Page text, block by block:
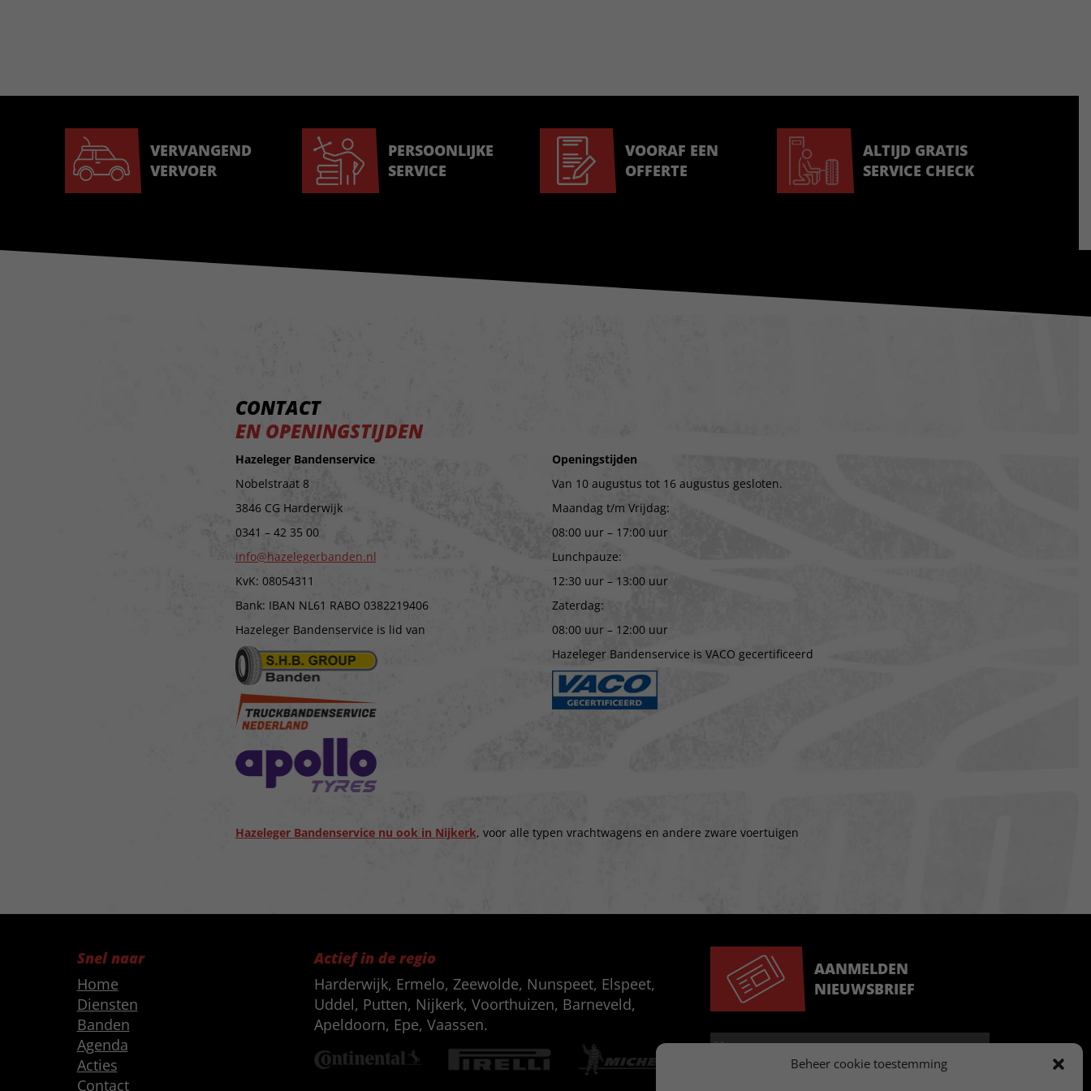
Beheer cookie toestemming
VERVANGEND
VERVOER
PERSOONLIJKE
SERVICE
VOORAF EEN
OFFERTE
ALTIJD GRATIS
SERVICE CHECK
CONTACT
EN OPENINGSTIJDEN
Hazeleger Bandenservice
Nobelstraat 8
3846 CG Harderwijk
0341 – 42 35 00
info@hazelegerbanden.nl
KvK: 08054311
Bank: IBAN NL61 RABO 0382219406
Hazeleger Bandenservice is lid van
Openingstijden
Van 10 augustus tot 16 augustus gesloten.
Maandag t/m Vrijdag:
08:00 uur – 17:00 uur
Lunchpauze:
12:30 uur – 13:00 uur
Zaterdag:
08:00 uur – 12:00 uur
Hazeleger Bandenservice is VACO gecertificeerd
Hazeleger Bandenservice nu ook in Nijkerk, voor alle typen vrachtwagens en andere zware voertuigen
Snel naar
Home
Diensten
Banden
Agenda
Acties
Contact
Actief in de regio
Harderwijk, Ermelo, Zeewolde, Nunspeet, Elspeet,
Uddel, Putten, Nijkerk, Voorthuizen, Barneveld,
Apeldoorn, Epe, Vaassen.
AANMELDEN
NIEUWSBRIEF